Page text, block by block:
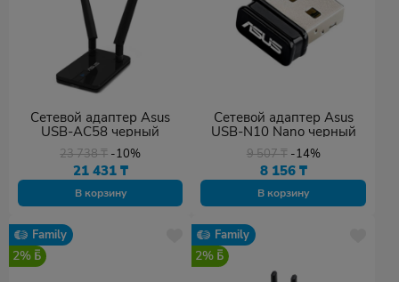
Сетевой адаптер Asus
USB-AC58 черный
23 738₸ -10%
21 431 ₸
В корзину
Сетевой адаптер Asus
USB-N10 Nano черный
9 507₸ -14%
8 156 ₸
В корзину
Family
2%
Family
2%